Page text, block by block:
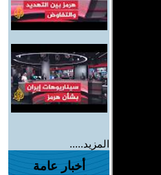
المزيد.....
أخبار عامة